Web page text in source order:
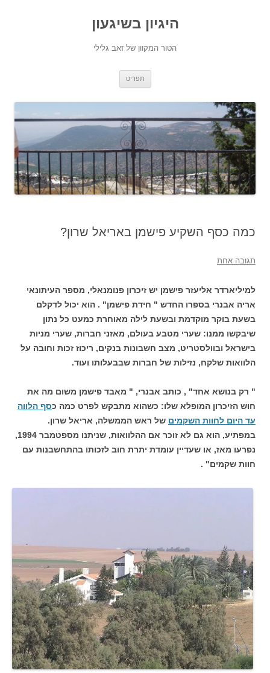
היגיון בשיגעון
הטור המקוון של זאב גלילי
תפריט
כמה כסף השקיע פישמן באריאל שרון?
תגובה אחת
למיליארדר אליעזר פישמן יש זיכרון פנומנאלי, מספר העיתונאי
אריה אבנרי בספרו החדש " חידת פישמן" . הוא יכול לדקלם
בשעת בוקר מוקדמת ובשעת לילה מאוחרת כמעט כל נתון
שיבקשו ממנו: שערי מטבע בעולם, מאזני חברות, שערי מניות
בישראל ובוולסטריט, מצב חשבונות בנקים, ריכוז זכות וחובה על
הלוואות שלקח, נזילות של חברות שבבעלותו ועוד.
" רק בנושא אחד" , כותב אבנרי, " מאבד פישמן משום מה את
חוש הזיכרון המופלא שלו: כשהוא מתבקש לפרט כמה כסף הלווה
עד היום לחוות השקמים של ראש הממשלה, אריאל שרון.
במפתיע, הוא גם לא זוכר אם ההלוואות, שניתנו מספטמבר 1994,
נפרעו מאז, או שעדיין עומדת יתרת חוב לזכותו בהתחשבנות עם
חוות שקמים" .